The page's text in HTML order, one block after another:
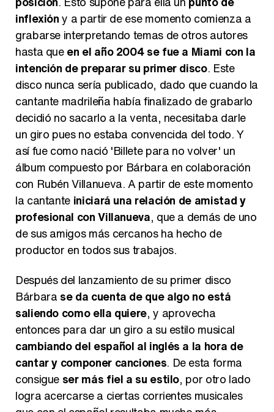
Magdalena de Suecia responde a las críticas y explica por qué le han permitido lanzar su propio negocio
inflexióny a partir de ese momento comienza a
grabarse interpretando temas de otros autores
hasta queen el año 2004 se fue a Miami con la
intención de preparar su primer disco. Este
disco nunca sería publicado, dado que cuando la
cantante madrileña había finalizado de grabarlo
decidió no sacarlo a la venta, necesitaba darle
un giro pues no estaba convencida del todo. Y
así fue como nació 'Billete para no volver' un
álbum compuesto por Bárbara en colaboración
con Rubén Villanueva. A partir de este momento
la cantante iniciará una relación de amistad y
profesional con Villanueva, que a demás de uno
de sus amigos más cercanos ha hecho de
productor en todos sus trabajos.
Después del lanzamiento de su primer disco
Bárbara se da cuenta de que algo no está
saliendo como ella quiere, y aprovecha
entonces para dar un giro a su estilo musical
cambiando del español al inglés a la hora de
cantar y componer canciones. De esta forma
consigue ser más fiel a su estilo, por otro lado
logra acercarse a ciertas corrientes musicales